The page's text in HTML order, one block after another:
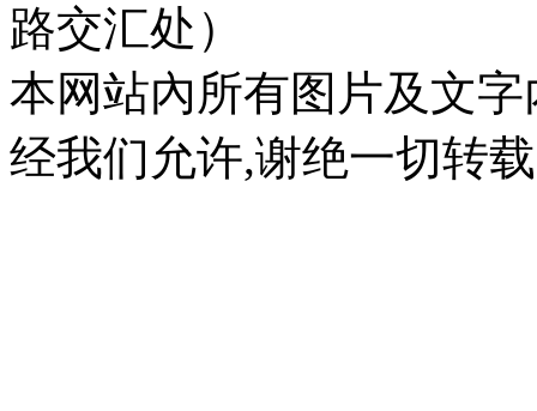
路交汇处）
本网站內所有图片及文
经我们允许,谢绝一切转载